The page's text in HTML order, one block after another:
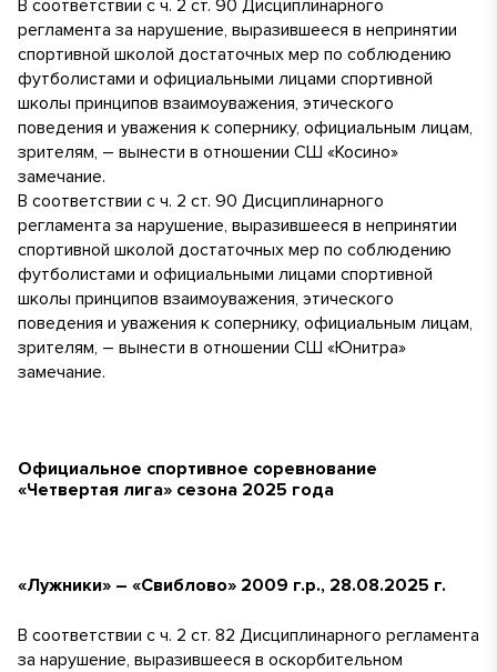
В соответствии с ч. 2 ст. 90 Дисциплинарного
регламента за нарушение, выразившееся в непринятии
спортивной школой достаточных мер по соблюдению
футболистами и официальными лицами спортивной
школы принципов взаимоуважения, этического
поведения и уважения к сопернику, официальным лицам,
зрителям, – вынести в отношении СШ «Косино»
замечание.
В соответствии с ч. 2 ст. 90 Дисциплинарного
регламента за нарушение, выразившееся в непринятии
спортивной школой достаточных мер по соблюдению
футболистами и официальными лицами спортивной
школы принципов взаимоуважения, этического
поведения и уважения к сопернику, официальным лицам,
зрителям, – вынести в отношении СШ «Юнитра»
замечание.
Официальное спортивное соревнование
«Четвертая лига» сезона 2025 года
«Лужники» – «Свиблово» 2009 г.р., 28.08.2025 г.
В соответствии с ч. 2 ст. 82 Дисциплинарного регламента
за нарушение, выразившееся в оскорбительном